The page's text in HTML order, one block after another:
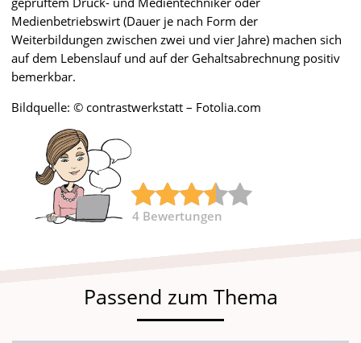
Medienbetriebswirt (Dauer je nach Form der
Weiterbildungen zwischen zwei und vier Jahre) machen sich
auf dem Lebenslauf und auf der Gehaltsabrechnung positiv
bemerkbar.
Bildquelle: © contrastwerkstatt – Fotolia.com
4 Bewertungen
Passend zum Thema